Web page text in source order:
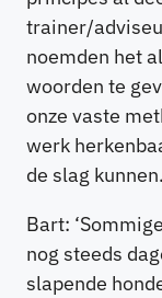
trainer/
noemden het
woorden te
onze vaste
werk
de slag
Bart:
nog steeds
slapende